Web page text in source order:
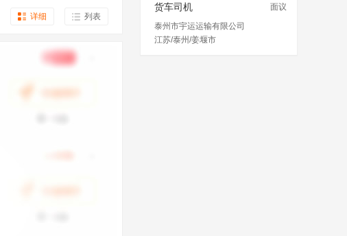
详细 列表
货车司机
面议
泰州市宇运运输有限公司
江苏/泰州/姜堰市